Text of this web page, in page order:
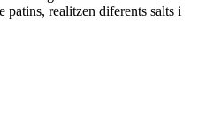
patins, realitzen diferents salts i